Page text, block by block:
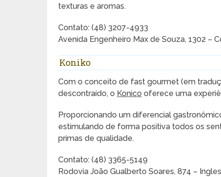
texturas e aromas.
Contato: (48) 3207-4933
Avenida Engenheiro Max de Souza, 1302 –
Koniko
Com o conceito de fast gourmet (em
descontraído, o Konico oferece uma
Proporcionando um diferencial
estimulando de forma positiva todos os
primas de qualidade.
Contato: (48) 3365-5149
Rodovia João Gualberto Soares, 874 –